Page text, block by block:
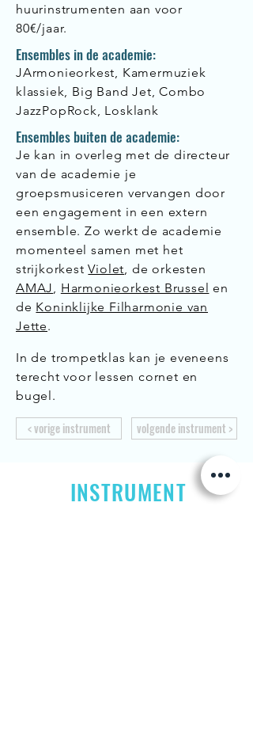
huurinstrumenten aan voor
80€/jaar.
Ensembles in de academie:
JArmonieorkest, Kamermuziek
klassiek, Big Band Jet, Combo
JazzPopRock, Losklank
Ensembles buiten de academie:
Je kan in overleg met de directeur
van de academie je
groepsmusiceren vervangen door
een engagement in een extern
ensemble. Zo werkt de academie
momenteel samen met het
strijkorkestViolet, de orkesten
AMAJ, Harmonieorkest Brussel en
de Koninklijke Filharmonie van
Jette.
In de trompetklas kan je eveneens
terecht voor lessen cornet en
bugel.
< vorige instrument volgende instrument >
INSTRUMENT